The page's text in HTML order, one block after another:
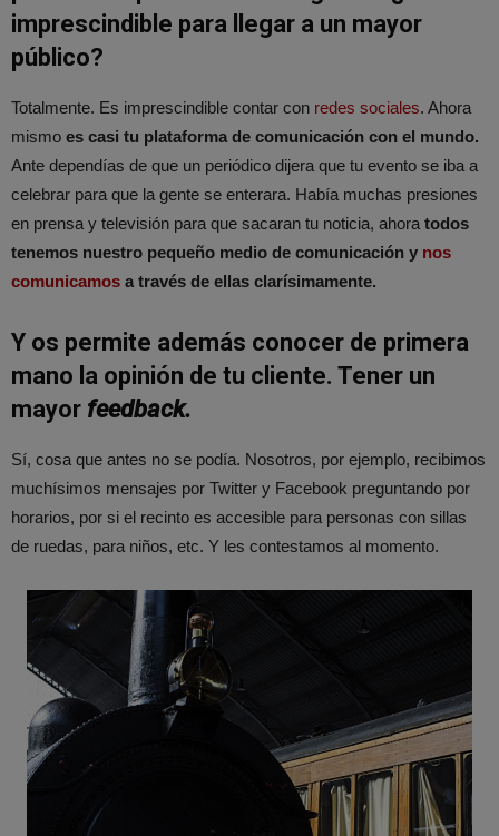
imprescindible para llegar a un mayor
público?
Totalmente. Es imprescindible contar con redes sociales. Ahora
mismo es casi tu plataforma de comunicación con el mundo.
Ante dependías de que un periódico dijera que tu evento se iba a
celebrar para que la gente se enterara. Había muchas presiones
en prensa y televisión para que sacaran tu noticia, ahora todos
tenemos nuestro pequeño medio de comunicación y nos
comunicamos a través de ellas clarísimamente.
Y os permite además conocer de primera
mano la opinión de tu cliente. Tener un
mayor feedback.
Sí, cosa que antes no se podía. Nosotros, por ejemplo, recibimos
muchísimos mensajes por Twitter y Facebook preguntando por
horarios, por si el recinto es accesible para personas con sillas
de ruedas, para niños, etc. Y les contestamos al momento.